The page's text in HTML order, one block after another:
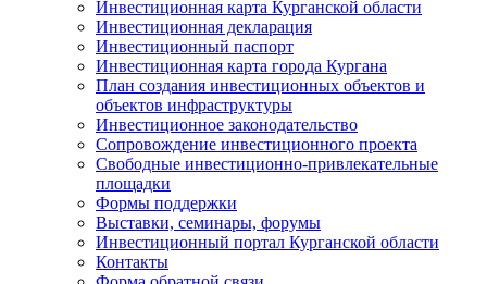
Инвестиционная карта Курганской области
Инвестиционная декларация
Инвестиционный паспорт
Инвестиционная карта города Кургана
План создания инвестиционных объектов и
объектов инфраструктуры
Инвестиционное законодательство
Сопровождение инвестиционного проекта
Свободные инвестиционно-привлекательные
площадки
Формы поддержки
Выставки, семинары, форумы
Инвестиционный портал Курганской области
Контакты